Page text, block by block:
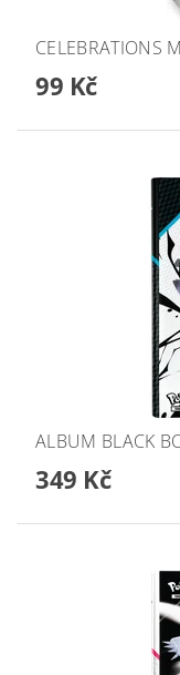
CELEBRATIONS
99 Kč
ALBUM BLACK
349 Kč